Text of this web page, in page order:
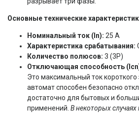
Основные технические
Номинальный ток (In): 25 А
Характеристика срабатывания:
Количество полюсов: 3 (3P)
Отключающая способность
Это максимальный ток
автомат способен безопасно
достаточно для бытовых и
применений. В некоторых